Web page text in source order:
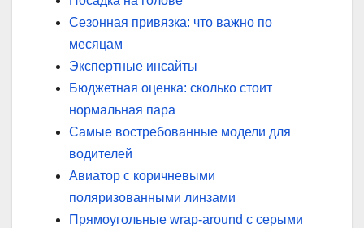
Сезонная привязка: что важно по
месяцам
Экспертные инсайты
Бюджетная оценка: сколько стоит
нормальная пара
Самые востребованные модели для
водителей
Авиатор с коричневыми
поляризованными линзами
Прямоугольные wrap-around с серыми